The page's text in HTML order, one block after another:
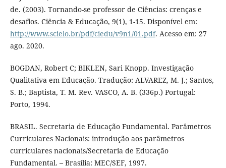
de. (2003). Tornando-se professor de Ciências: crenças e
desafios. Ciência & Educação, 9(1), 1-15. Disponível em:
http://www.scielo.br/pdf/ciedu/v9n1/01.pdf. Acesso em: 27
ago. 2020.
BOGDAN, Robert C; BIKLEN, Sari Knopp. Investigação
Qualitativa em Educação. Tradução: ALVAREZ, M. J.; Santos,
S. B.; Baptista, T. M. Rev. VASCO, A. B. (336p.) Portugal:
Porto, 1994.
BRASIL. Secretaria de Educação Fundamental. Parâmetros
Curriculares Nacionais: introdução aos parâmetros
curriculares nacionais/Secretaria de Educação
Fundamental. – Brasília: MEC/SEF, 1997.